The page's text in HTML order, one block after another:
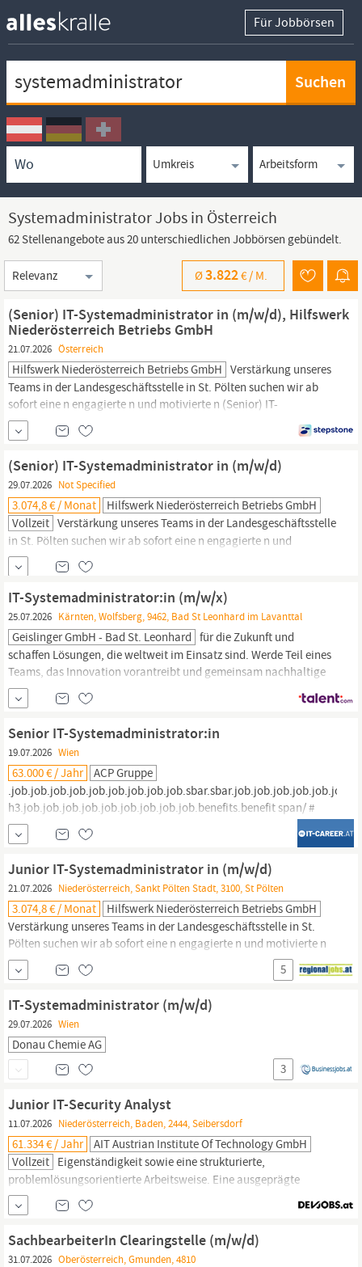
Für Jobbörsen
Ortssuche
Umkreissuche
Arbeitsform
Systemadministrator Jobs in Österreich
62 Stellenangebote aus 20 unterschiedlichen Jobbörsen gebündelt.
Sortierung
Ø3.822€ / M.
(Senior) IT-Systemadministrator in (m/w/d), Hilfswerk
Niederösterreich Betriebs GmbH
21.07.2026 Österreich
Hilfswerk Niederösterreich Betriebs GmbH Verstärkung unseres
Teams in der Landesgeschäftsstelle in St. Pölten suchen wir ab
sofort eine n engagierte n und motivierte n (Senior) IT-
Systemadministrator
Systemadministrator
in (m/w/d) Sicherstellung eines unterbrechungsfreien Betriebes
vorhandener IT-Systeme und Fachapplikationen Analyse, Planung
und...
(Senior) IT-Systemadministrator in (m/w/d)
29.07.2026 Not Specified
3.074,8 € / Monat
Hilfswerk Niederösterreich Betriebs GmbH
Vollzeit Verstärkung unseres Teams in der Landesgeschäftsstelle
in St. Pölten suchen wir ab sofort eine n engagierte n und
motivierte n (Senior) IT-
IT- Systemadministrator
unterbrechungsfreien Betriebes vorhandener IT-Systeme und
Fachapplikationen Analyse, Planung...
IT-Systemadministrator:in (m/w/x)
25.07.2026 Kärnten, Wolfsberg, 9462, Bad St Leonhard im Lavanttal
Geislinger GmbH - Bad St. Leonhard für die Zukunft und
schaffen Lösungen, die weltweit im Einsatz sind. Werde Teil eines
Teams, das Innovation vorantreibt und gemeinsam nachhaltige
Lösungen entwickelt. Zur Verstärkung unseres Teams suchen wir
eine(n) engagierte(n) IT-
:in (m/w/x), Level
DICH BEI UNS: IT -...
Senior IT-Systemadministrator:in
19.07.2026 Wien
63.000 € / Jahr
ACP Gruppe
h3.job.job.job.job.job.job.job.job.job.benefits.benefit span/ #
sourceMappingURL=cleanJobPosting.css.map / Senior IT-
Systemadministrator
:in Wien m, w, d 38.5h/Woche > € 63.000,- Wir
suchen für einen unserer Kunden einen erfahrenen IT System...
Junior IT-Systemadministrator in (m/w/d)
21.07.2026 Niederösterreich, Sankt Pölten Stadt, 3100, St Pölten
3.074,8 € / Monat
Hilfswerk Niederösterreich Betriebs GmbH
Verstärkung unseres Teams in der Landesgeschäftsstelle in St.
Pölten suchen wir ab sofort eine n engagierte n und motivierte n
Junior IT-
Systemadministrator
Systemadministrator
in (m/w/d) Ihre Aufgaben: Sicherstellung
eines unterbrechungsfreien Betriebes vorhandener IT-Systeme
und Fachapplikationen Laufende
5
IT-Systemadministrator (m/w/d)
29.07.2026 Wien
Donau Chemie AG
3
Junior IT-Security Analyst
11.07.2026 Niederösterreich, Baden, 2444, Seibersdorf
61.334 € / Jahr
AIT Austrian Institute Of Technology GmbH
Vollzeit Eigenständigkeit sowie eine strukturierte,
problemlösungsorientierte Arbeitsweise. Eine ausgeprägte
Hands-on Mentalität und selbstständiges Arbeiten. Sehr gute
Team- und Kommunikationsfähigkeiten. Sehr gute Deutsch- und
Englischkenntnisse in Wort & Schrift. Erfahrung Nachweisliche
Berufserfahrung alsSystemadministrator:inbzw.
SachbearbeiterIn Clearingstelle (m/w/d)
31.07.2026 Oberösterreich, Gmunden, 4810